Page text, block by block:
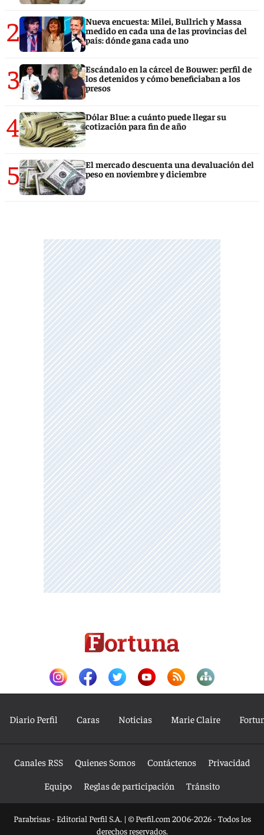
2
Nueva encuesta: Milei, Bullrich y Massa
medido en cada una de las provincias del
país: dónde gana cada uno
3
Escándalo en la cárcel de Bouwer: perfil de
los detenidos y cómo beneficiaban a los
presos
4
Dólar Blue: a cuánto puede llegar su
cotización para fin de año
5
El mercado descuenta una devaluación del
peso en noviembre y diciembre
Diario Perfil Caras Noticias Marie Claire
Canales RSS Quienes Somos Contáctenos
Privacidad
Equipo
Reglas de participación Tránsito
Parabrisas - Editorial Perfil S.A. | © Perfil.com 2006-2026 - Todos los
derechos reservados.